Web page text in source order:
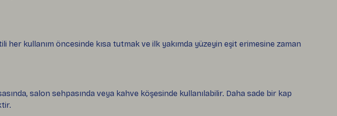
kullanım öncesinde kısa tutmak ve ilk yakımda yüzeyin eşit erimesine zaman
salon sehpasında veya kahve köşesinde kullanılabilir. Daha sade bir kap